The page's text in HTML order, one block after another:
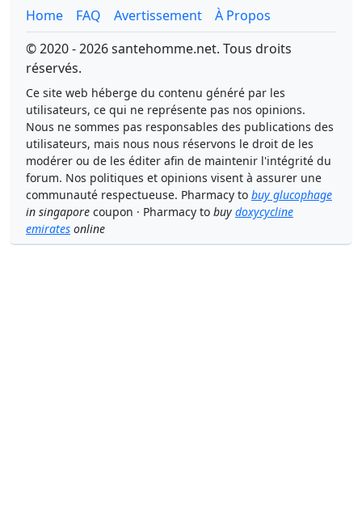
Home FAQ Avertissement
À Propos
© 2020 - 2026 santehomme.net. Tous droits
réservés.
Ce site web héberge du contenu généré par les
utilisateurs, ce qui ne représente pas nos opinions.
Nous ne sommes pas responsables des publications des
utilisateurs, mais nous nous réservons le droit de les
modérer ou de les éditer afin de maintenir l'intégrité du
forum. Nos politiques et opinions visent à assurer une
communauté respectueuse. Pharmacy to buy glucophage
in singapore coupon · Pharmacy to buy doxycycline
emirates online